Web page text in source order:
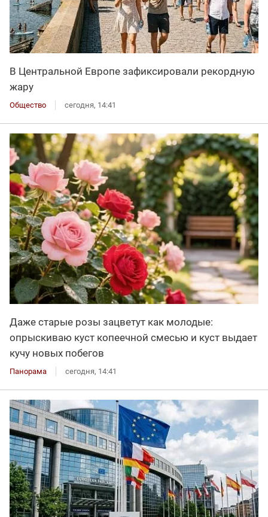
В Центральной Европе зафиксировали рекордную
жару
Общество сегодня, 14:41
Даже старые розы зацветут как молодые:
опрыскиваю куст копеечной смесью и куст выдает
кучу новых побегов
Панорама сегодня, 14:41